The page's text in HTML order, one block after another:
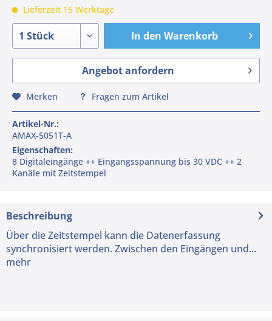
Lieferzeit 15 Werktage
In den Warenkorb
Angebot anfordern
Merken Fragen zum Artikel
Artikel-Nr.:
AMAX-5051T-A
Eigenschaften:
8 Digitaleingänge ++ Eingangsspannung bis 30 VDC ++ 2
Kanäle mit Zeitstempel
Beschreibung
Über die Zeitstempel kann die Datenerfassung
synchronisiert werden. Zwischen den Eingängen und...
mehr